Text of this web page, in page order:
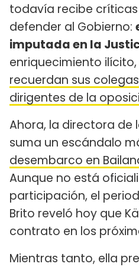
todavía recibe
defender al Gobierno:
imputada en la
enriquecimiento
recuerdan sus colegas
dirigentes de la
Ahora, la directora de
suma un escándalo
desembarco en
Aunque no está
participación, el
Brito reveló hoy que
contrato en los
Mientras tanto, ella